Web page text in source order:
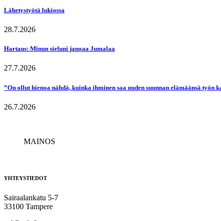
Lähetystyötä lukiossa
28.7.2026
Hartaus: Minun sieluni janoaa Jumalaa
27.7.2026
”On ollut hienoa nähdä, kuinka ihminen saa uuden suunnan elämäänsä työn
26.7.2026
MAINOS
YHTEYSTIEDOT
Sairaalankatu 5-7
33100 Tampere